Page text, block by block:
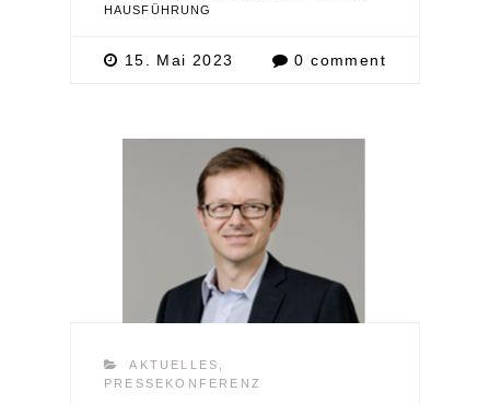
HAUSFÜHRUNG
15. Mai 2023 0 comment
AKTUELLES
PRESSEKONFERENZ